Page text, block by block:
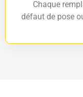
Chaque
défaut de pose